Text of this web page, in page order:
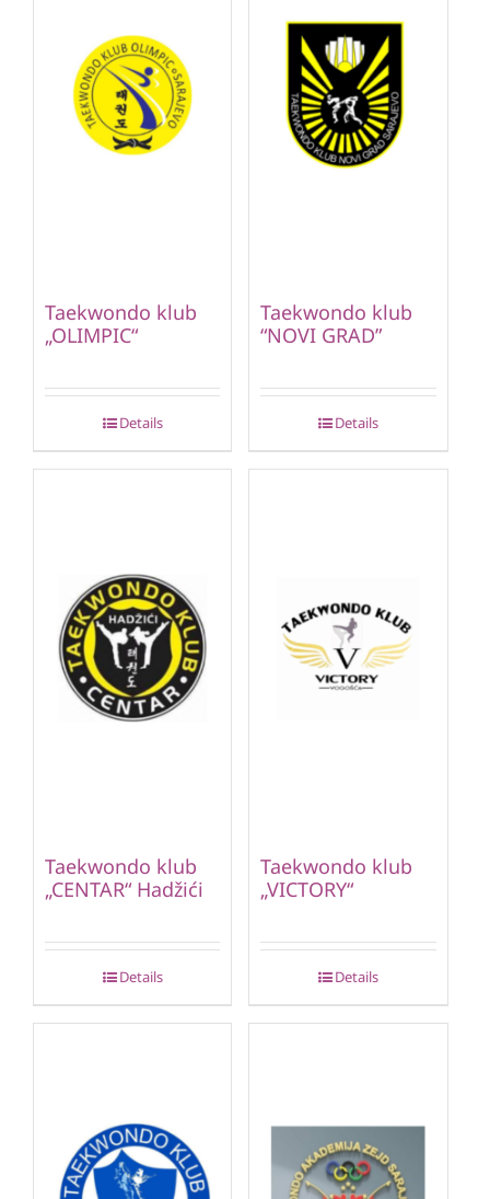
Taekwondo klub
„OLIMPIC“
Details
Taekwondo klub
“NOVI GRAD”
Details
Taekwondo klub
„CENTAR“ Hadžići
Details
Taekwondo klub
„VICTORY“
Details